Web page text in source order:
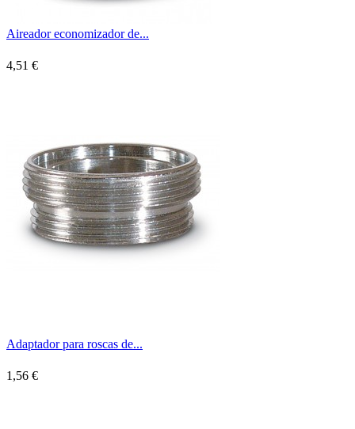
Aireador economizador de...
4,51 €
Adaptador para roscas de...
1,56 €